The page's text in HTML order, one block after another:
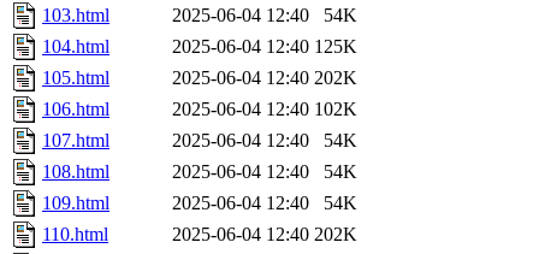
103.html
2025-06-04 12:40
54K
104.html
2025-06-04 12:40 125K
105.html
2025-06-04 12:40 202K
106.html
2025-06-04 12:40 102K
107.html
2025-06-04 12:40
54K
108.html
2025-06-04 12:40
54K
109.html
2025-06-04 12:40
54K
110.html
2025-06-04 12:40 202K